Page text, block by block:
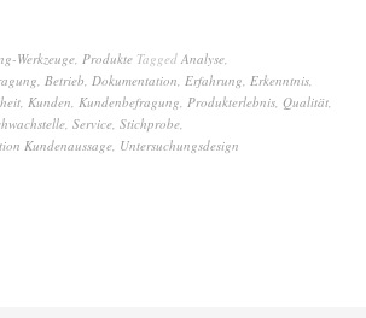
Werkzeuge, Produkte Tagged Analyse,
, Betrieb, Dokumentation, Erfahrung, Erkenntnis,
, Kunden, Kundenbefragung, Produkterlebnis, Qualität,
, Service, Stichprobe,
Kundenaussage, Untersuchungsdesign